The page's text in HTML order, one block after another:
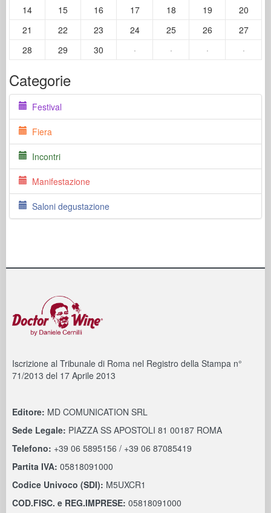
14 15 16 17 18 19
20
21
22 23 24 25 26
27
28
29 30 · · · ·
Categorie
Festival
Fiera
Incontri
Manifestazione
Saloni degustazione
Iscrizione al Tribunale di Roma nel Registro della Stampa n°
71/2013 del 17 Aprile 2013
Editore: MD COMUNICATION SRL
Sede Legale: PIAZZA SS APOSTOLI 81 00187 ROMA
Telefono: +39 06 5895156 / +39 06 87085419
Partita IVA: 05818091000
Codice Univoco (SDI): M5UXCR1
COD.FISC. e REG.IMPRESE: 05818091000